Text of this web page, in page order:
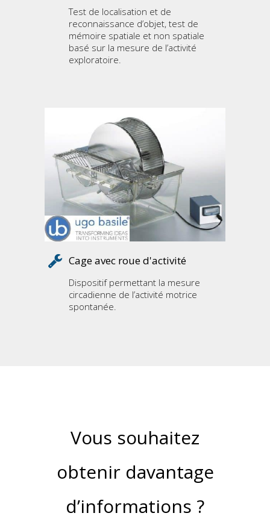
Test de localisation et de
reconnaissance d’objet, test de
mémoire spatiale et non spatiale
basé sur la mesure de l’activité
exploratoire.
Cage avec roue d'activité
Dispositif permettant la mesure
circadienne de l’activité motrice
spontanée.
Vous souhaitez
obtenir davantage
d’informations ?